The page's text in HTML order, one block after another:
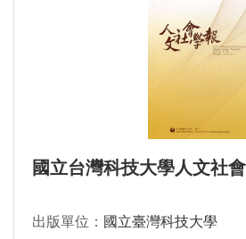
國立台灣科技大學人文社
出版單位： 國立臺灣科技大學